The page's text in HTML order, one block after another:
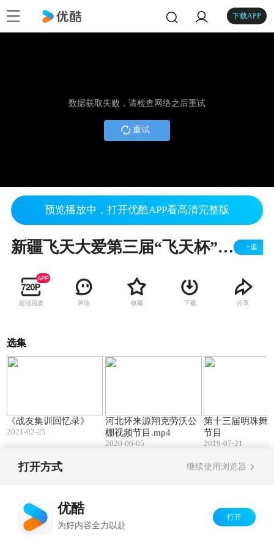
下载APP
数据获取失败，请检查网络之后重试
重试
预览播放中，打开优酷APP看高清完整版
新疆飞天大爱第三届“飞天杯”拍卖会答谢晚宴 +追
超清画质 评论 收藏 下载 分享
选集
《战友集训回忆录》
2021-02-25
河北怀来源翔克劳沃公
棚视频节目.mp4
2020-06-05
第十三届明珠舞
节目
2019-07-21
打开方式 继续使用浏览器
优酷
为好内容全力以赴
打开